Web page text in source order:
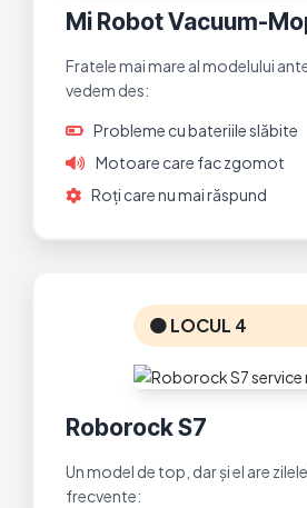
Mi Robot Vacuum-
Fratele mai mare al modelului
vedem des:
Probleme cu bateriile slăbite
Motoare care fac zgomot
Roți care nu mai răspund
🟠 LOCUL 4
Roborock S7
Un model de top, dar și el are
frecvente: